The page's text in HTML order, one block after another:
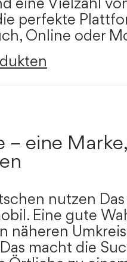
perfekte
Online oder
– eine
nutzen
Eine gute
näheren
macht die